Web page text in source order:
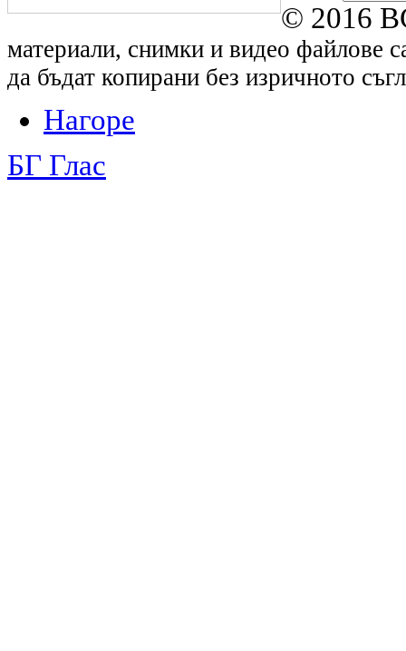
© 2016
материали, снимки и видео файлове
да бъдат копирани без изричното
Нагоре
БГ Глас